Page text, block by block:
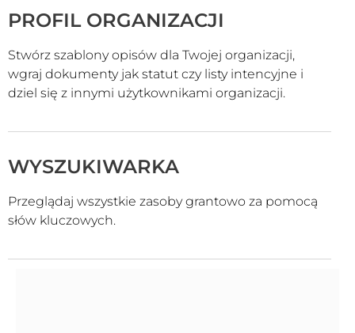
PROFIL ORGANIZACJI
Stwórz szablony opisów dla Twojej organizacji,
wgraj dokumenty jak statut czy listy intencyjne i
dziel się z innymi użytkownikami organizacji.
WYSZUKIWARKA
Przeglądaj wszystkie zasoby grantowo za pomocą
słów kluczowych.